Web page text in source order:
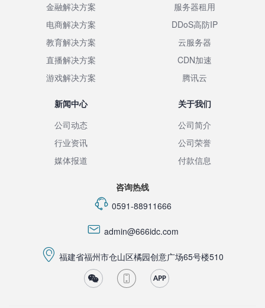
金融解决方案
电商解决方案
教育解决方案
直播解决方案
游戏解决方案
服务器租用
DDoS高防IP
云服务器
CDN加速
腾讯云
新闻中心
公司动态
行业资讯
媒体报道
关于我们
公司简介
公司荣誉
付款信息
咨询热线
0591-88911666
admin@666idc.com
福建省福州市仓山区橘园创意广场65号楼510